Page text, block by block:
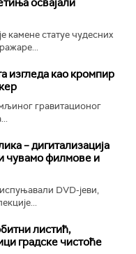
статуе чудесних
изгледа као кромпир
гравитационог
– дигитализација
чувамо филмове и
DVD-јеви,
листић,
градске чистоће